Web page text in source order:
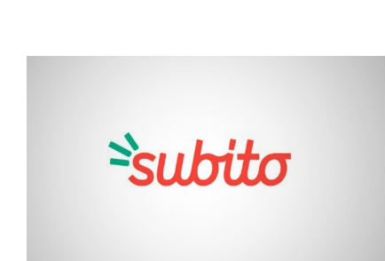
SUBITO.IT CHANGES YOUR ROOM
Gamification